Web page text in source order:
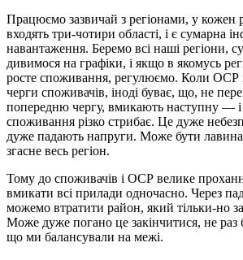
Працюємо зазвичай з регіонами, у кожен
входять три-чотири області, і є сумарна
навантаження. Беремо всі наші регіони,
дивимося на графіки, і якщо в якомусь
росте споживання, регулюємо. Коли ОСР
черги споживачів, іноді буває, що, не
попередню чергу, вмикають наступну — і
споживання різко стрибає. Це дуже
дуже падають напруги. Може бути
згасне весь регіон.
Тому до споживачів і ОСР велике
вмикати всі прилади одночасно. Через
можемо втратити район, який тільки-но
Може дуже погано це закінчитися, не раз
що ми балансували на межі.